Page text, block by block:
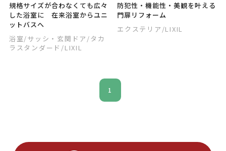
規格サイズが合わなくても広々
した浴室に 在来浴室からユニ
ットバスへ
浴室/サッシ・玄関ドア /タカ
ラスタンダード /LIXIL
防犯性・機能性・美観を叶える
門扉リフォーム
エクステリア /LIXIL
1